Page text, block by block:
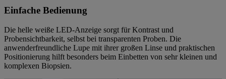
Einfache Bedienung
Die helle weiße LED-Anzeige sorgt für Kontrast und
Probensichtbarkeit, selbst bei transparenten Proben. Die
anwenderfreundliche Lupe mit ihrer großen Linse und praktischen
Positionierung hilft besonders beim Einbetten von sehr kleinen und
komplexen Biopsien.